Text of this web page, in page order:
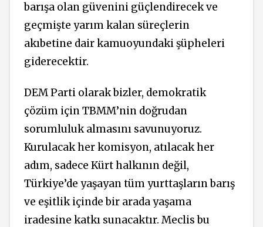
barışa olan güvenini güçlendirecek ve
geçmişte yarım kalan süreçlerin
akıbetine dair kamuoyundaki şüpheleri
giderecektir.
DEM Parti olarak bizler, demokratik
çözüm için TBMM’nin doğrudan
sorumluluk almasını savunuyoruz.
Kurulacak her komisyon, atılacak her
adım, sadece Kürt halkının değil,
Türkiye’de yaşayan tüm yurttaşların barış
ve eşitlik içinde bir arada yaşama
iradesine katkı sunacaktır. Meclis bu